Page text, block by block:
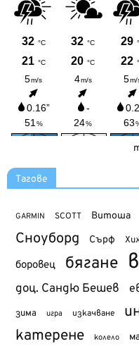
Тагове
GARMIN SCOTT Витоша
Сноуборд Сърф
боровец бягане
доц. Сандю Бешев
зима игра изкачване
катерене колело